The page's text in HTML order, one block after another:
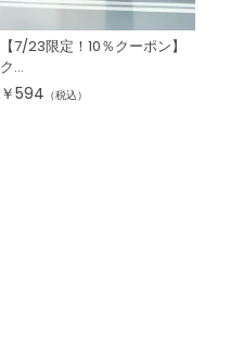
【7/23限定！10％クーポン】
ク...
￥594 （税込）